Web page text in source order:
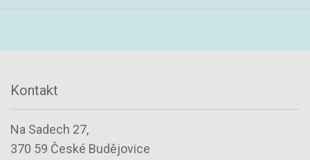
Kontakt
Na Sadech 27,
370 59 České Budějovice